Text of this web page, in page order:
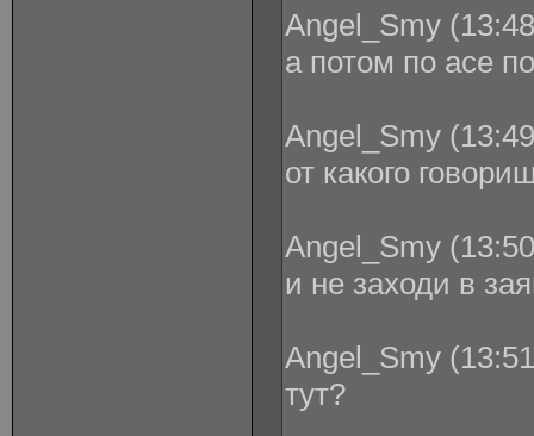
Angel_Smy
а потом по асе
Angel_Smy
от какого
Angel_Smy
и не заходи в
Angel_Smy
тут?